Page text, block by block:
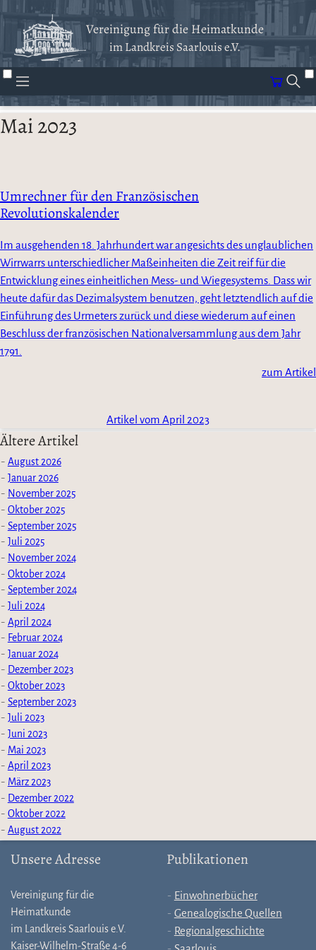
Vereinigung für die Heimatkunde
im Landkreis Saarlouis e.V.
Mai 2023
Umrechner für den Französischen
Revolutionskalender
Im ausgehenden 18. Jahrhundert war angesichts des unglaublichen
Wirrwarrs unterschiedlicher Maßeinheiten die Zeit reif für die
Entwicklung eines einheitlichen Mess- und Wiegesystems. Dass wir
heute dafür das Dezimalsystem benutzen, geht letztendlich auf die
Einführung des Urmeters zurück und diese wiederum auf einen
Beschluss der französischen Nationalversammlung aus dem Jahr
1791.
zum Artikel
Artikel vom April 2023
Ältere Artikel
August 2026
Januar 2026
November 2025
Oktober 2025
September 2025
Juli 2025
November 2024
Oktober 2024
September 2024
Juli 2024
April 2024
Februar 2024
Januar 2024
Dezember 2023
Oktober 2023
September 2023
Juli 2023
Juni 2023
Mai 2023
April 2023
März 2023
Dezember 2022
Oktober 2022
August 2022
Unsere Adresse
Vereinigung für die
Heimatkunde
im Landkreis Saarlouis e.V.
Kaiser-Wilhelm-Straße 4-6
Publikationen
Einwohnerbücher
Genealogische Quellen
Regionalgeschichte